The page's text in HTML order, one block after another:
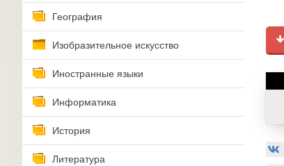
География
Изобразительное искусство
Иностранные языки
Информатика
История
Литература